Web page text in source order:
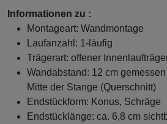
Informationen zu :
Montageart: Wandmontage
Laufanzahl: 1-läufig
Trägerart: offener
Wandabstand: 12 cm
Mitte der Stange (Querschnitt)
Endstückform: Konus, Schräge
Endstücklänge: ca. 6,8 cm